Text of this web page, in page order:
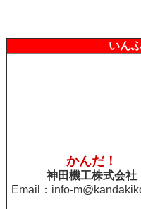
いん
かんだ！
神田機工株式会社
Email： info-